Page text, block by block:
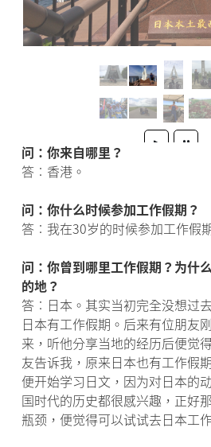
问：你来自哪里？
答︰香港。
问：你什么时候参加工作假期？
答︰我在30岁的时候参加工作假
问：你曾到哪里工作假期？为什
的地？
答︰日本。其实当初完全没想过
日本有工作假期。后来有位朋友
来，听他分享当地的经历后便觉
友告诉我，原来日本也有工作假
便开始学习日文，因为对日本的
国时代的历史都很感兴趣，正好
瓶颈，便觉得可以试试去日本工